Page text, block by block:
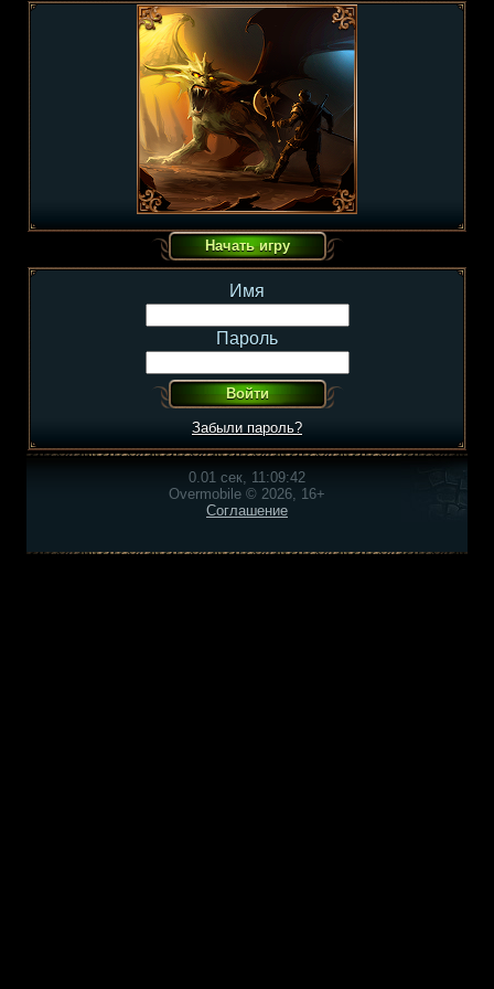
Имя
Пароль
Забыли пароль?
0.01 сек, 11:09:42
Overmobile © 2026, 16+
Соглашение